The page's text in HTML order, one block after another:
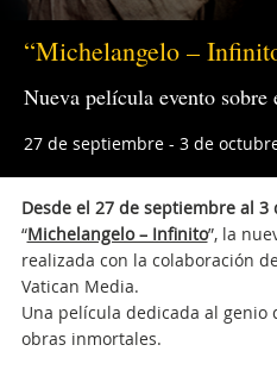
“Michelangelo –
Nueva película evento
27 de septiembre - 3 de
Desde el 27 de septiembre al 3
“Michelangelo – Infinito”, la
realizada con la colaboración
Vatican Media.
Una película dedicada al genio
obras inmortales.